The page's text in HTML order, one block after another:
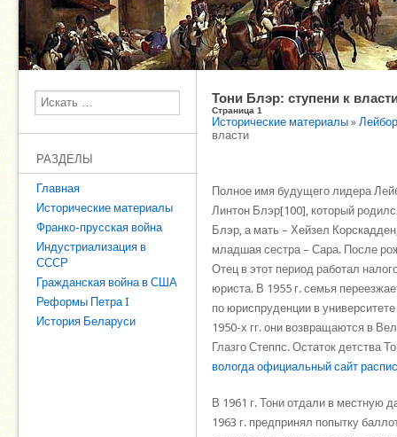
Поиск
РАЗДЕЛЫ
Главная
Исторические материалы
Франко-прусская война
Индустриализация в
СССР
Гражданская война в США
Реформы Петра I
История Беларуси
Тони Блэр: ступени к
Страница 1
Исторические материалы »
власти
Полное имя будущего лидера
Линтон Блэр[100], который
Блэр, а мать – Хейзел
младшая сестра – Сара. После
Отец в этот период работал
юриста. В 1955 г. семья
по юриспруденции в
1950-х гг. они возвращаются в
Глазго Степпс. Остаток детства
вологда официальный сайт
В 1961 г. Тони отдали в местную
1963 г. предпринял попытку